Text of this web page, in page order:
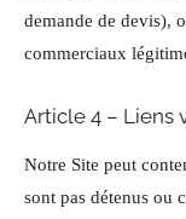
demande de devis),
commerciaux
Article 4 – Liens
Notre Site peut
sont pas détenus ou